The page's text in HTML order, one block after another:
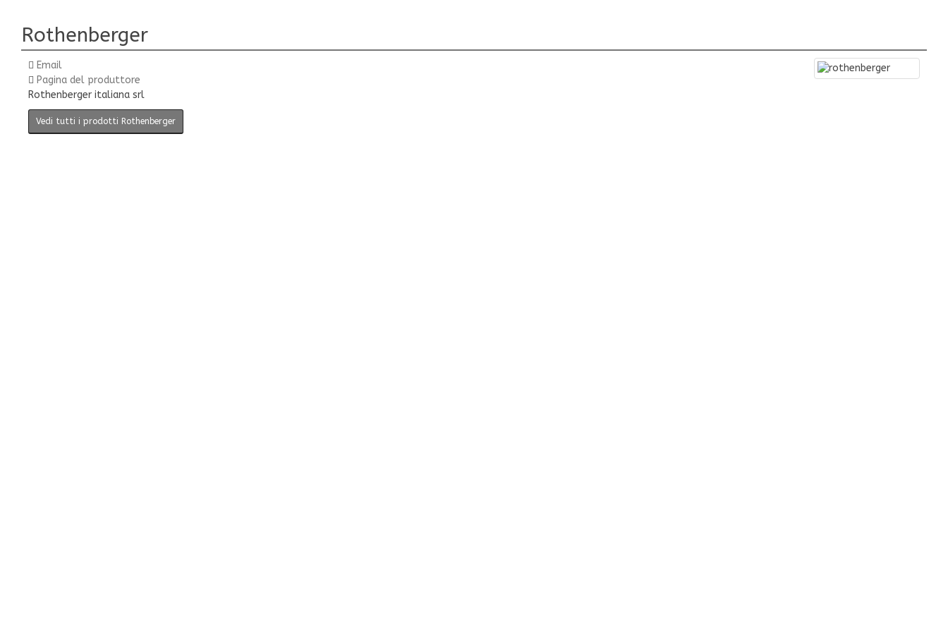
Rothenberger
Email
Pagina del produttore
Rothenberger italiana srl
Vedi tutti i prodotti Rothenberger